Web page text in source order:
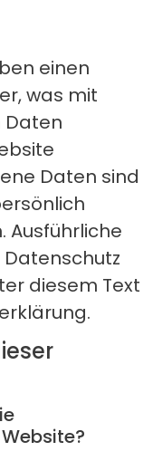
einen
was mit
Daten
Daten sind
Ausführliche
diesem Text